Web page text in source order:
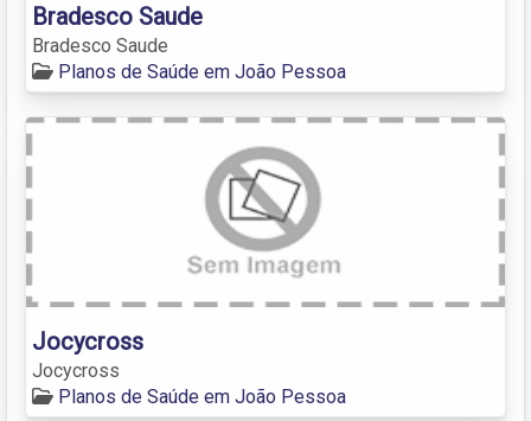
Bradesco Saude
Bradesco Saude
Planos de Saúde em João Pessoa
Jocycross
Jocycross
Planos de Saúde em João Pessoa